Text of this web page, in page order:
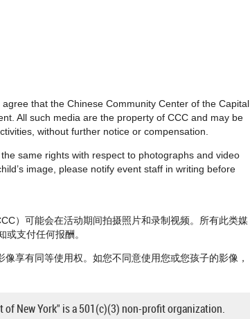
that the Chinese Community Center of the Capital
All such media are the property of CCC and may be
without further notice or compensation.
same rights with respect to photographs and video
image, please notify event staff in writing before
）可能会在活动期间拍摄照片和录制视频。所有此类媒
支付任何报酬。
享有同等使用权。如您不同意使用您或您孩子的影像，
of New York" is a 501(c)(3) non-profit organization.